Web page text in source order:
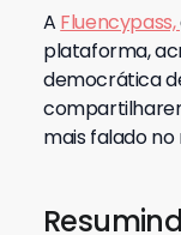
professores